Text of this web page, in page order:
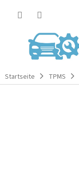
Startseite TPMS